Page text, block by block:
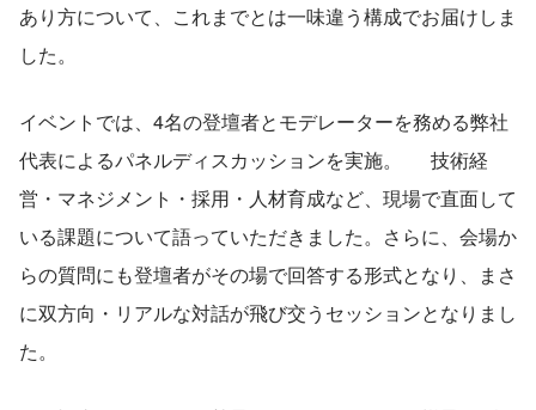
あり方について、これまでとは一味違う構成でお届けしま
した。
イベントでは、4名の登壇者とモデレーターを務める弊社
代表によるパネルディスカッションを実施。      技術経
営・マネジメント・採用・人材育成など、現場で直面して
いる課題について語っていただきました。さらに、会場か
らの質問にも登壇者がその場で回答する形式となり、まさ
に双方向・リアルな対話が飛び交うセッションとなりまし
た。